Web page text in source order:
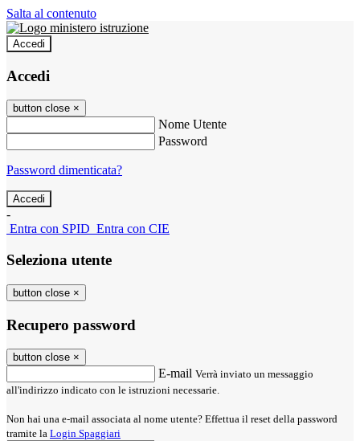
Salta al contenuto
Accedi
Accedi
button close ×
Nome Utente
Password
Password dimenticata?
-
Entra con SPID Entra con CIE
Seleziona utente
button close ×
Recupero password
button close ×
E-mail Verrà inviato un messaggio
all'indirizzo indicato con le istruzioni necessarie.
Non hai una e-mail associata al nome utente? Effettua il reset della password
tramite la Login Spaggiari